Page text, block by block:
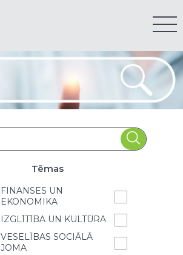
Tēmas
FINANSES UN
EKONOMIKA
IZGLĪTĪBA UN KULTŪRA
VESELĪBAS SOCIĀLĀ
JOMA